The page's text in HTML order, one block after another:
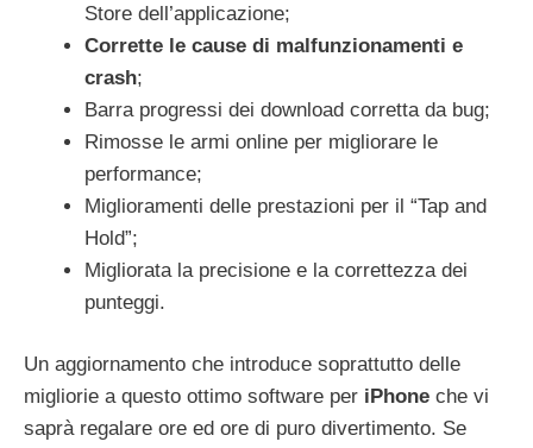
Store dell’applicazione;
Corrette le cause di malfunzionamenti e
crash;
Barra progressi dei download corretta da bug;
Rimosse le armi online per migliorare le
performance;
Miglioramenti delle prestazioni per il “Tap and
Hold”;
Migliorata la precisione e la correttezza dei
punteggi.
Un aggiornamento che introduce soprattutto delle
migliorie a questo ottimo software per iPhone che vi
saprà regalare ore ed ore di puro divertimento. Se